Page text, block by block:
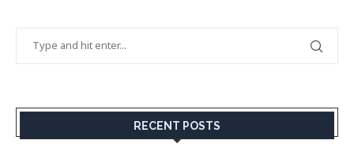
RECENT POSTS